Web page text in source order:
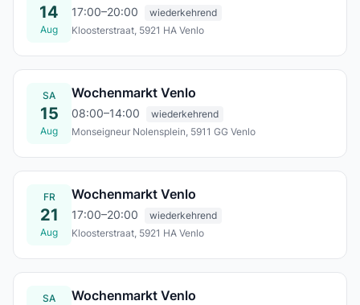
14
Aug
17:00–20:00
wiederkehrend
Kloosterstraat, 5921 HA Venlo
SA
15
Aug
Wochenmarkt Venlo
08:00–14:00
wiederkehrend
Monseigneur Nolensplein, 5911 GG Venlo
FR
21
Aug
Wochenmarkt Venlo
17:00–20:00
wiederkehrend
Kloosterstraat, 5921 HA Venlo
SA Wochenmarkt Venlo